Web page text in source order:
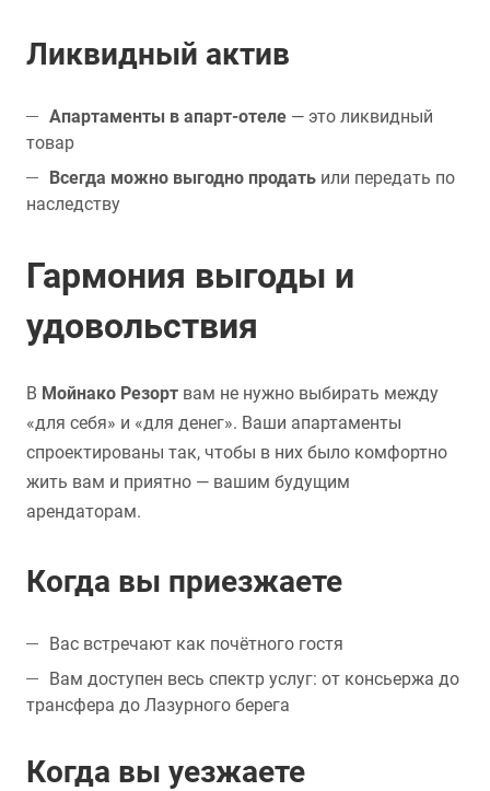
Ликвидный актив
Апартаменты в апарт-отеле — это ликвидный
товар
Всегда можно выгодно продать или передать по
наследству
Гармония выгоды и
удовольствия
В Мойнако Резорт вам не нужно выбирать между
«для себя» и «для денег». Ваши апартаменты
спроектированы так, чтобы в них было комфортно
жить вам и приятно — вашим будущим
арендаторам.
Когда вы приезжаете
Вас встречают как почётного гостя
Вам доступен весь спектр услуг: от консьержа до
трансфера до Лазурного берега
Когда вы уезжаете